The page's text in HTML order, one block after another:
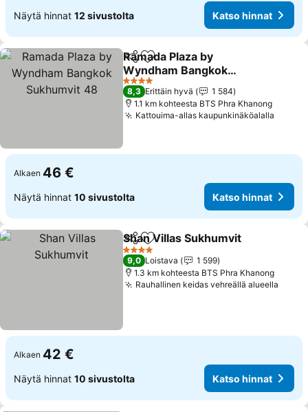
Näytä hinnat 12 sivustolta Katso hinnat
Jaa Lisää suosikkeihin
Ramada Plaza by
Wyndham Bangkok
Sukhumvit 48
4 Tähtiluokitus
8,3 Erittäin hyvä
1 584
1.1 km kohteesta BTS Phra Khanong
Kattouima-allas kaupunkinäköalalla
Alkaen 46 €
Näytä hinnat 10 sivustolta Katso hinnat
Jaa Lisää suosikkeihin
Shan Villas Sukhumvit
4 Tähtiluokitus
9,0 Loistava
1 599
1.3 km kohteesta BTS Phra Khanong
Rauhallinen keidas vehreällä alueella
Alkaen 42 €
Näytä hinnat 10 sivustolta Katso hinnat